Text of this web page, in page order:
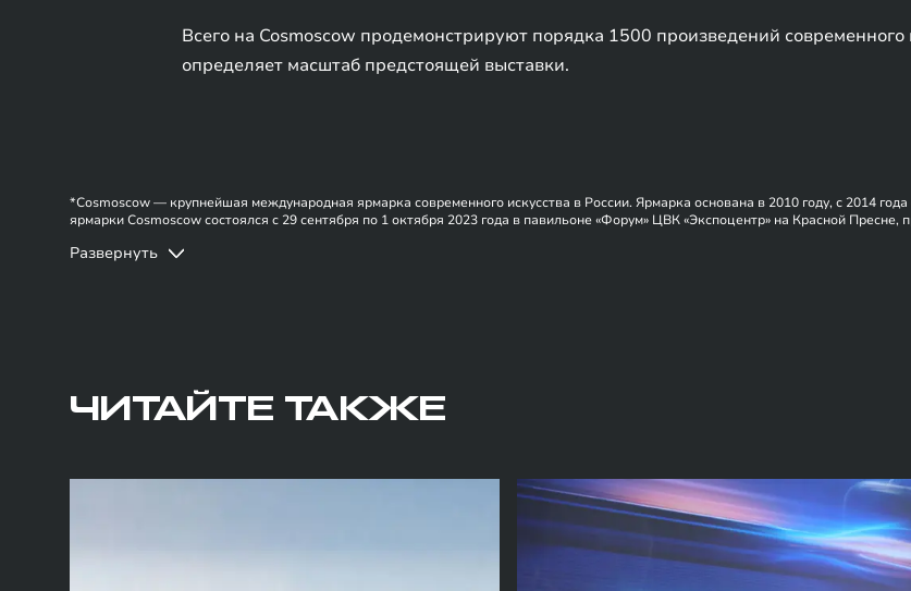
Всего на Cosmoscow продемонстрируют порядка 1500 произведений современного
определяет масштаб предстоящей выставки.
*Cosmoscow — крупнейшая международная ярмарка современного искусства в России. Ярмарка основана в 2010 году, с 2014
ярмарки Cosmoscow состоялся c 29 сентября по 1 октября 2023 года в павильоне «Форум» ЦВК «Экспоцентр» на Красной
Развернуть
ЧИТАЙТЕ ТАКЖЕ